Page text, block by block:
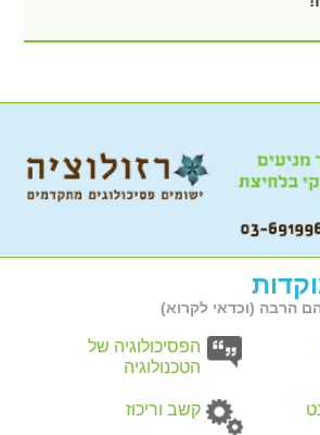
הרבה (וכדאי לקרוא)
הפסיכולוגיה של
הטכנולוגיה
קשב וריכוז